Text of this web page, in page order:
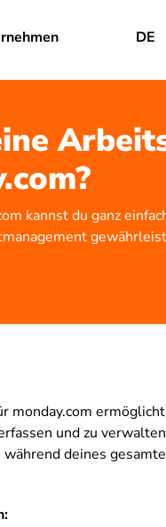
DE
kannst du ganz
monday.com
und zu
deines